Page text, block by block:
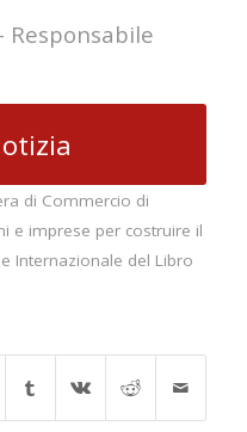
Responsabile
di Commercio di
e imprese per costruire il
Internazionale del Libro